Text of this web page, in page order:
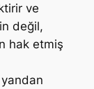
ve
değil,
hak etmiş